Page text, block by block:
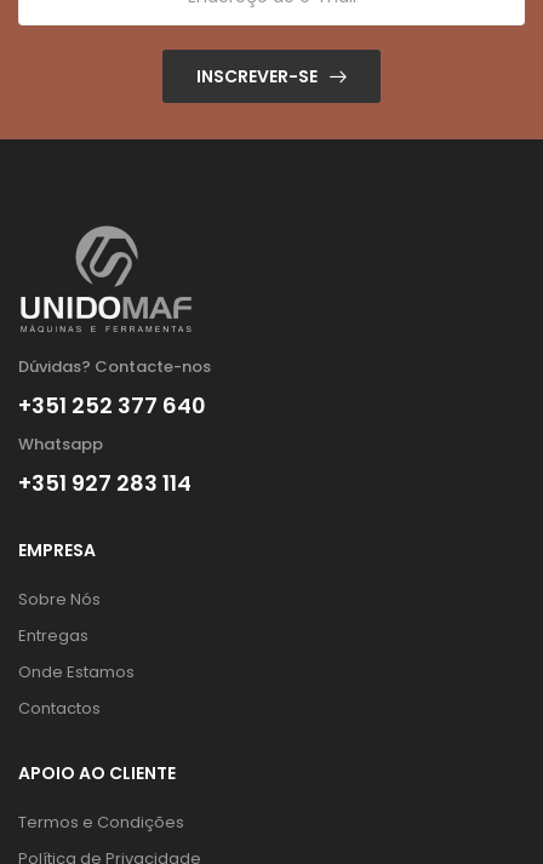
INSCREVER-SE
Dúvidas? Contacte-nos
+351 252 377 640
Whatsapp
+351 927 283 114
EMPRESA
Sobre Nós
Entregas
Onde Estamos
Contactos
APOIO AO CLIENTE
Termos e Condições
Política de Privacidade